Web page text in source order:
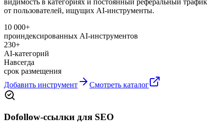
от пользователей, ищущих AI-инструменты.
10 000+
проиндексированных AI-инструментов
230+
AI-категорий
Навсегда
срок размещения
Добавить инструмент
Смотреть каталог
Dofollow-ссылки для SEO